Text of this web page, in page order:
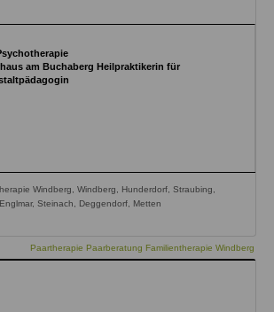
am Buchaberg Heilpraktikerin für
Windberg, Windberg, Hunderdorf, Straubing,
Steinach, Deggendorf, Metten
Paartherapie Paarberatung Familientherapie Windberg